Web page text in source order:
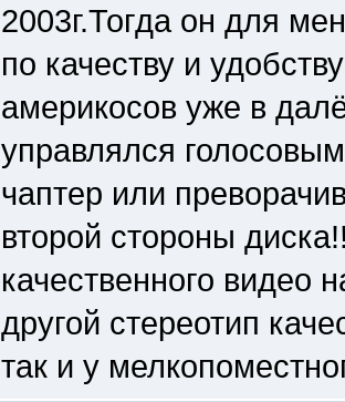
2003г.Тогда он для
по качеству и
америкосов уже в
управлялся
чаптер или
второй стороны
качественного видео
другой стереотип
так и у